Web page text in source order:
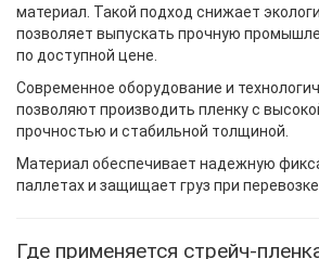
материал. Такой подход снижает
позволяет выпускать прочную
по доступной цене.
Современное оборудование и
позволяют производить пленку с
прочностью и стабильной толщиной.
Материал обеспечивает надежную
паллетах и защищает груз при перевозке.
Где применяется стрейч-